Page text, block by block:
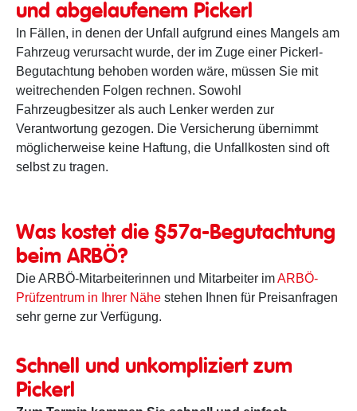
und abgelaufenem Pickerl
In Fällen, in denen der Unfall aufgrund eines Mangels am
Fahrzeug verursacht wurde, der im Zuge einer Pickerl-
Begutachtung behoben worden wäre, müssen Sie mit
weitrechenden Folgen rechnen. Sowohl
Fahrzeugbesitzer als auch Lenker werden zur
Verantwortung gezogen. Die Versicherung übernimmt
möglicherweise keine Haftung, die Unfallkosten sind oft
selbst zu tragen.
Was kostet die §57a-Begutachtung
beim ARBÖ?
Die ARBÖ-Mitarbeiterinnen und Mitarbeiter imARBÖ-
Prüfzentrum in Ihrer Nähe stehen Ihnen für Preisanfragen
sehr gerne zur Verfügung.
Schnell und unkompliziert zum
Pickerl